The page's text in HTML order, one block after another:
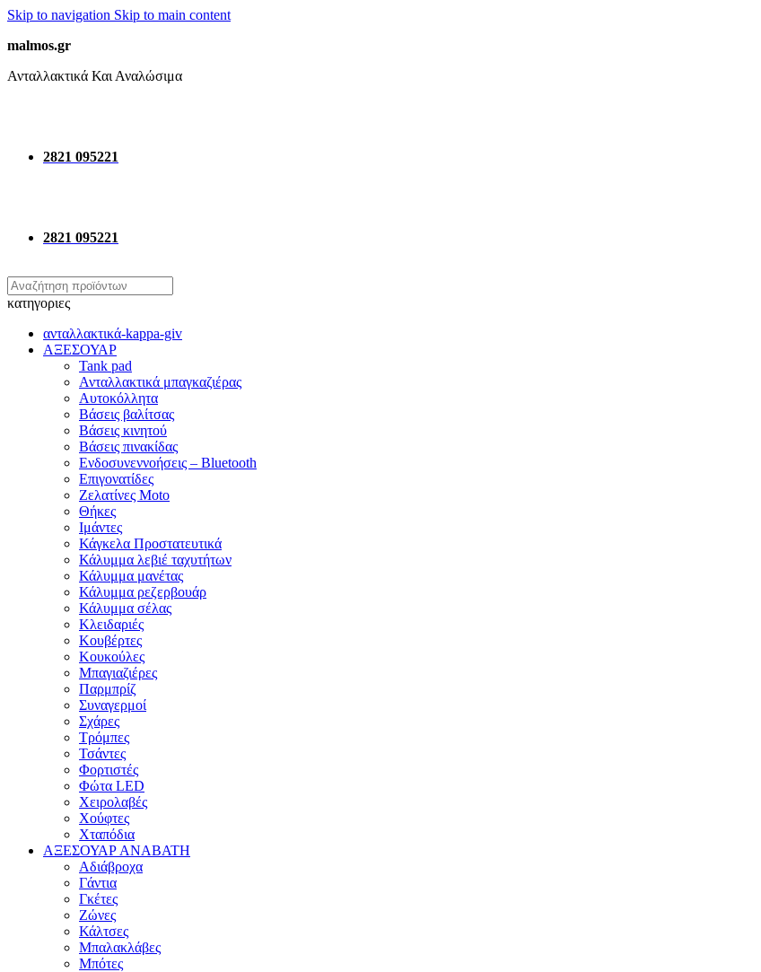
Skip to navigation Skip to main content
malmos.gr
Ανταλλακτικά Και Αναλώσιμα
2821 095221
2821 095221
κατηγοριες
ανταλλακτικά-kappa-giv
ΑΞΕΣΟΥΑΡ
Tank pad
Ανταλλακτικά μπαγκαζιέρας
Αυτοκόλλητα
Βάσεις βαλίτσας
Βάσεις κινητού
Βάσεις πινακίδας
Ενδοσυνεννοήσεις – Bluetooth
Επιγονατίδες
Ζελατίνες Moto
Θήκες
Ιμάντες
Κάγκελα Προστατευτικά
Κάλυμμα λεβιέ ταχυτήτων
Κάλυμμα μανέτας
Κάλυμμα ρεζερβουάρ
Κάλυμμα σέλας
Κλειδαριές
Κουβέρτες
Κουκούλες
Μπαγιαζιέρες
Παρμπρίζ
Συναγερμοί
Σχάρες
Τρόμπες
Τσάντες
Φορτιστές
Φώτα LED
Χειρολαβές
Χούφτες
Χταπόδια
ΑΞΕΣΟΥΑΡ ΑΝΑΒΑΤΗ
Αδιάβροχα
Γάντια
Γκέτες
Ζώνες
Κάλτσες
Μπαλακλάβες
Μπότες